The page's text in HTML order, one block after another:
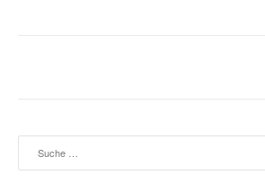
nach: